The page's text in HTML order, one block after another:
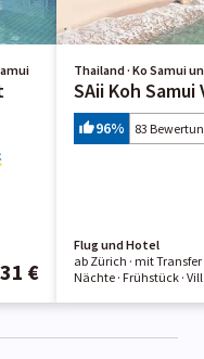
€
Thailand · Ko Samui
SAii Koh Samui
96% 83
Flug und Hotel
ab Zürich · mit Transfer
Nächte · Frühstück ·